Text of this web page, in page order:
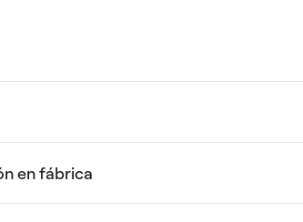
en fábrica